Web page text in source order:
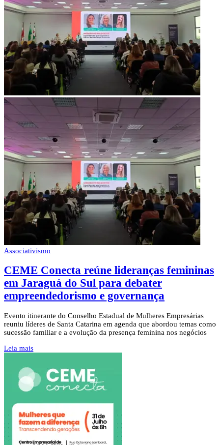
Associativismo
CEME Conecta reúne lideranças femininas
em Jaraguá do Sul para debater
empreendedorismo e governança
Evento itinerante do Conselho Estadual de Mulheres Empresárias
reuniu líderes de Santa Catarina em agenda que abordou temas como
sucessão familiar e a evolução da presença feminina nos negócios
Leia mais